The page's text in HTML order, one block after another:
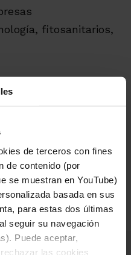
de terceros con fines
de contenido (por
se muestran en YouTube)
basada en sus
para estas dos últimas
seguir su navegación
Puede aceptar,
las cookies
fitosanitarios,